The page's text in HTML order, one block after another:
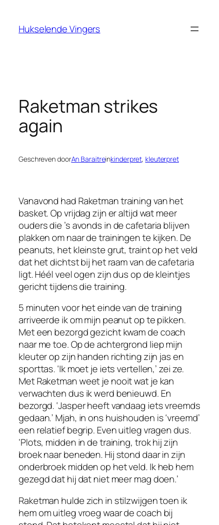
Hukselende Vingers
Raketman strikes
again
Geschreven doorAn Baraitreinkinderpret, kleuterpret
Vanavond had Raketman training van het
basket. Op vrijdag zijn er altijd wat meer
ouders die ’s avonds in de cafetaria blijven
plakken om naar de trainingen te kijken. De
peanuts, het kleinste grut, traint op het veld
dat het dichtst bij het raam van de cafetaria
ligt. Héél veel ogen zijn dus op de kleintjes
gericht tijdens die training.
5 minuten voor het einde van de training
arriveerde ik om mijn peanut op te pikken.
Met een bezorgd gezicht kwam de coach
naar me toe. Op de achtergrond liep mijn
kleuter op zijn handen richting zijn jas en
sporttas. ‘Ik moet je iets vertellen,’ zei ze.
Met Raketman weet je nooit wat je kan
verwachten dus ik werd benieuwd. En
bezorgd. ‘Jasper heeft vandaag iets vreemds
gedaan.’ Mjah, in ons huishouden is ‘vreemd’
een relatief begrip. Even uitleg vragen dus.
‘Plots, midden in de training, trok hij zijn
broek naar beneden. Hij stond daar in zijn
onderbroek midden op het veld. Ik heb hem
gezegd dat hij dat niet meer mag doen.’
Raketman hulde zich in stilzwijgen toen ik
hem om uitleg vroeg waar de coach bij